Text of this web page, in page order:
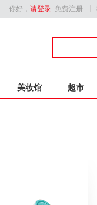
你好， 请登录 免费注册
美妆馆 超市